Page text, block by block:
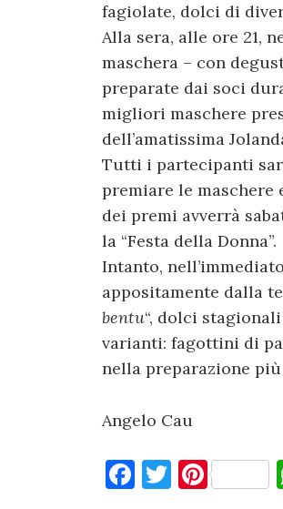
fagiolate, dolci di
Alla sera, alle ore 21,
maschera – con
preparate dai soci
migliori maschere
dell’amatissima
Tutti i partecipanti
premiare le maschere
dei premi avverrà
la “Festa della Donna”.
Intanto,
appositamente dalla
bentu“, dolci
varianti: fagottini di
nella preparazione
Angelo Cau
F T Pi